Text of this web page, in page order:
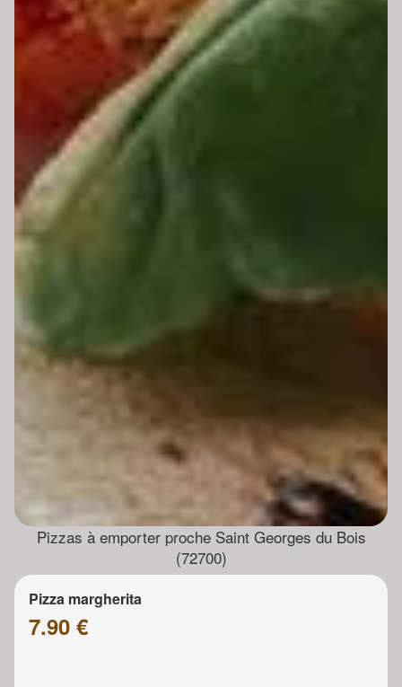
Pizzas à emporter proche Saint Georges du Bois
(72700)
Pizza margherita
7.90 €